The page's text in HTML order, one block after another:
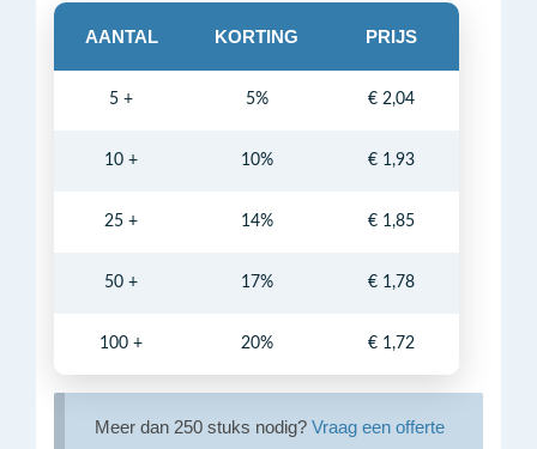
AANTAL KORTING PRIJS
5 + 5% € 2,04
10 + 10% € 1,93
25 + 14% € 1,85
50 + 17% € 1,78
100 + 20% € 1,72
Meer dan 250 stuks nodig? Vraag een offerte